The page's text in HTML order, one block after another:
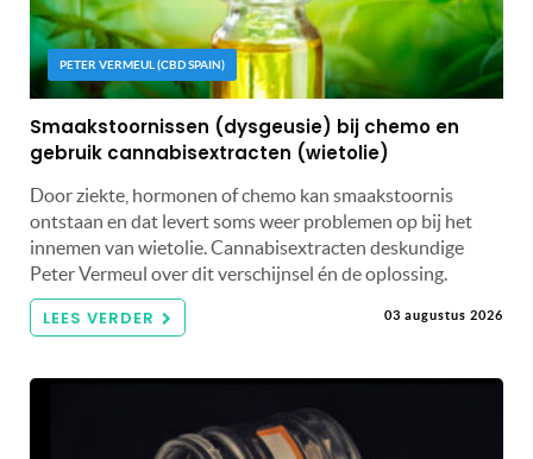
PETER VERMEUL (CBD SPAIN)
Smaakstoornissen (dysgeusie) bij chemo en
gebruik cannabisextracten (wietolie)
Door ziekte, hormonen of chemo kan smaakstoornis
ontstaan en dat levert soms weer problemen op bij het
innemen van wietolie. Cannabisextracten deskundige
Peter Vermeul over dit verschijnsel én de oplossing.
LEES VERDER 03 augustus 2026